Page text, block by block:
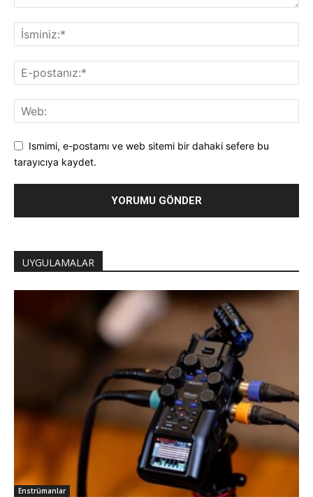
Ismimi, e-postamı ve web sitemi bir dahaki sefere bu
tarayıcıya kaydet.
UYGULAMALAR
Enstrümanlar